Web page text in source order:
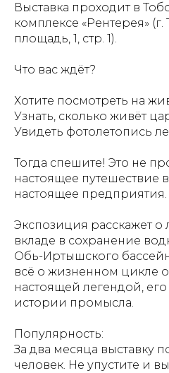
Выставка проходит в
комплексе «Рентерея»
площадь, 1, стр. 1).
Что вас ждёт?
Хотите посмотреть на
Узнать, сколько живёт
Увидеть фотолетопись
Тогда спешите! Это не
настоящее путешествие
настоящее предприятия.
Экспозиция расскажет о
вкладе в сохранение
Обь-Иртышского
всё о жизненном цикле
настоящей легендой,
истории промысла.
Популярность:
За два месяца выставку
человек. Не упустите и